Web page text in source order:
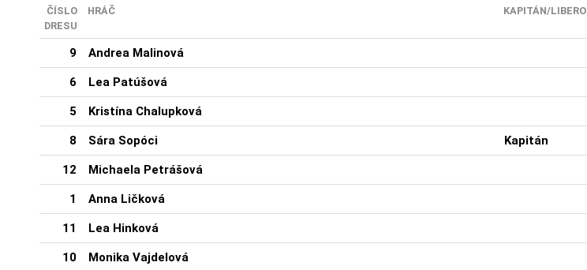
ČÍSLO
DRESU
HRÁČ KAPITÁN/LIBERO
9 Andrea Malinová
6 Lea Patúšová
5 Kristína Chalupková
8 Sára Sopóci Kapitán
12 Michaela Petrášová
1 Anna Ličková
11 Lea Hinková
10 Monika Vajdelová